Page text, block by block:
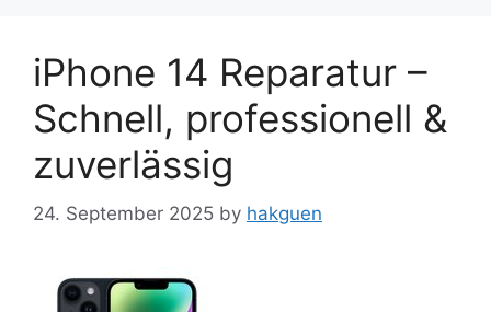
iPhone 14 Reparatur –
Schnell, professionell &
zuverlässig
24. September 2025 by hakguen